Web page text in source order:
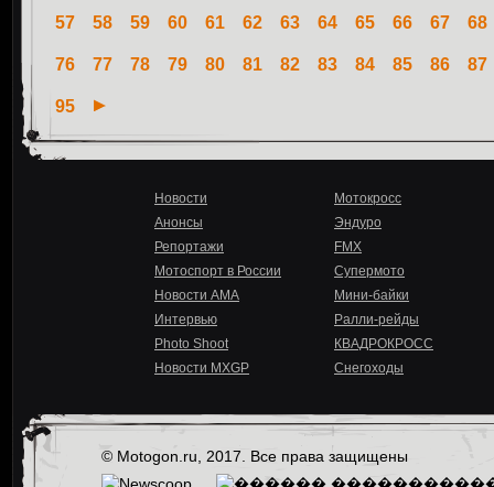
57 58 59 60 61 62 63 64 65 66 67 68
76 77 78 79 80 81 82 83 84 85 86 87
95
Новости
Анонсы
Репортажи
Мотоспорт в России
Новости AMA
Интервью
Photo Shoot
Новости MXGP
Мотокросс
Эндуро
FMX
Супермото
Мини-байки
Ралли-рейды
КВАДРОКРОСС
Снегоходы
© Motogon.ru, 2017. Все права защищены